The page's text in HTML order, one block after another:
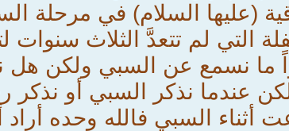
(عليها السلام) في مرحلة
التي لم تتعدَّ الثلاث
ما نسمع عن السبي ولكن هل
عندما نذكر السبي أو نذكر
أثناء السبي فالله وحده